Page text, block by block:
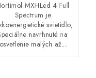
MXHLed 4 Full
Spectrum je
svietidlo,
navrhnuté na
osvetlenie malých až...